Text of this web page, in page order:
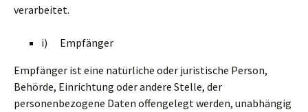
verarbeitet.
i) Empfänger
Empfänger ist eine natürliche oder juristische Person,
Behörde, Einrichtung oder andere Stelle, der
personenbezogene Daten offengelegt werden, unabhängig